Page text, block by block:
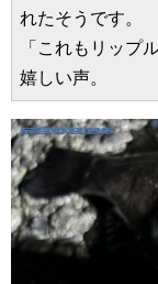
れたそうです。
「これもリップ
嬉しい声。